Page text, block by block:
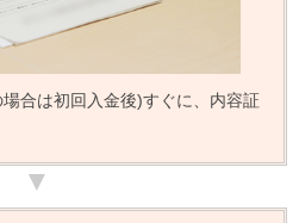
合は初回入金後)すぐに、内容証